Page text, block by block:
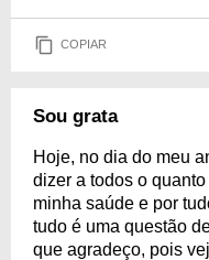
COPIAR
Sou grata
Hoje, no dia do meu
dizer a todos o
minha saúde e por
tudo é uma questão
que agradeço, pois